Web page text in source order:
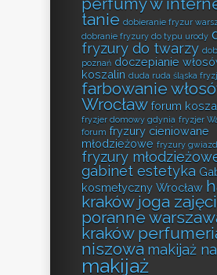
tanie dobieranie fryzur
dobranie fryzury do typu urody
fryzury do twarzy
poznań doczepianie
koszalin duda ruda śląska
farbowanie
Wrocław forum
fryzjer domowy gdynia fryzjer
forum fryzury cieniowane
młodzieżowe fryzury
fryzury
gabinet estetyka
kosmetyczny Wrocław
kraków joga
poranne
kraków
niszowa makijaż
makijaż